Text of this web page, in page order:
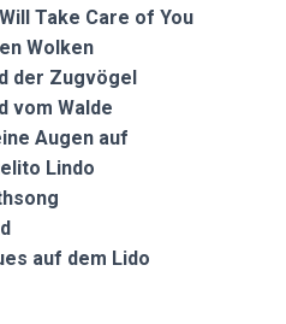
Take Care of You
Wolken
der Zugvögel
vom Walde
Augen auf
Lindo
auf dem Lido